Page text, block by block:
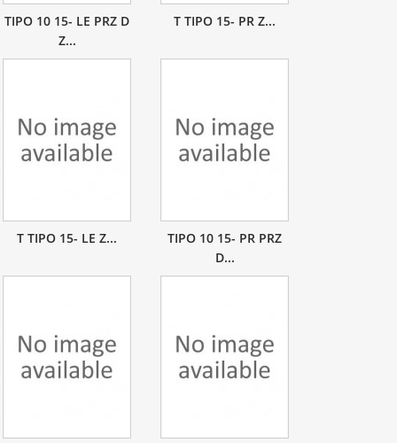
TIPO 10 15- LE PRZ D
Z...
T TIPO 15- PR Z...
T TIPO 15- LE Z...
TIPO 10 15- PR PRZ
D...